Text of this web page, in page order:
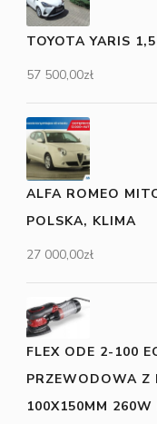
TOYOTA YARIS
57 500,00zł
ALFA ROMEO
POLSKA, KLIMA
27 000,00zł
FLEX ODE 2-100
PRZEWODOWA Z
100X150MM 260W